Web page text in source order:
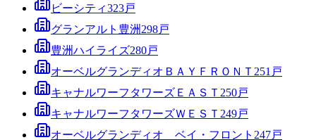
ビーシティ323戸
グランアルト豊洲 298戸
豊洲ハイライズ280戸
オーベルグランディオＢＡＹＦＲＯＮＴ 251 戸
キャナルワーフタワーズＥＡＳＴ 250戸
キャナルワーフタワーズＷＥＳＴ 249戸
オーベルグランディオ ベイ・フロント 247戸